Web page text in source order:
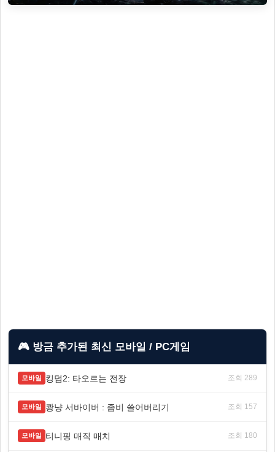
🎮 방금 추가된 최신 모바일 / PC게임
모바일 킹덤2: 타오르는 전장 조회 289
모바일 쾅냥 서바이버 : 좀비 쓸어버리기 조회 157
모바일 티니핑 매직 매치 조회 180